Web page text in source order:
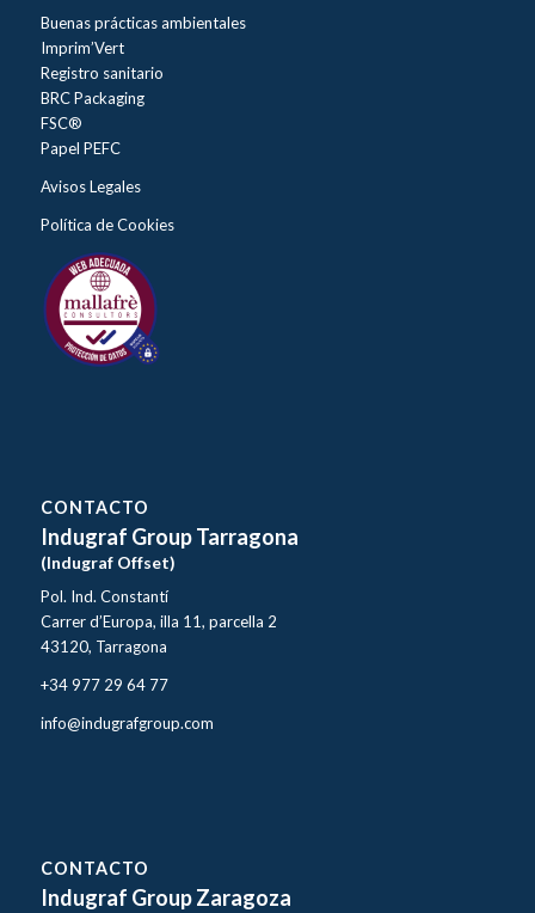
Buenas prácticas ambientales
Imprim’Vert
Registro sanitario
BRC Packaging
FSC®
Papel PEFC
Avisos Legales
Política de Cookies
CONTACTO
Indugraf Group Tarragona
(Indugraf Offset)
Pol. Ind. Constantí
Carrer d’Europa, illa 11, parcella 2
43120, Tarragona
+34 977 29 64 77
info@indugrafgroup.com
CONTACTO
Indugraf Group Zaragoza